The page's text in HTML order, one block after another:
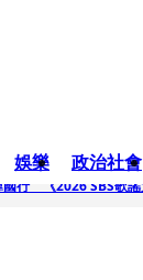
娛樂 政治社會